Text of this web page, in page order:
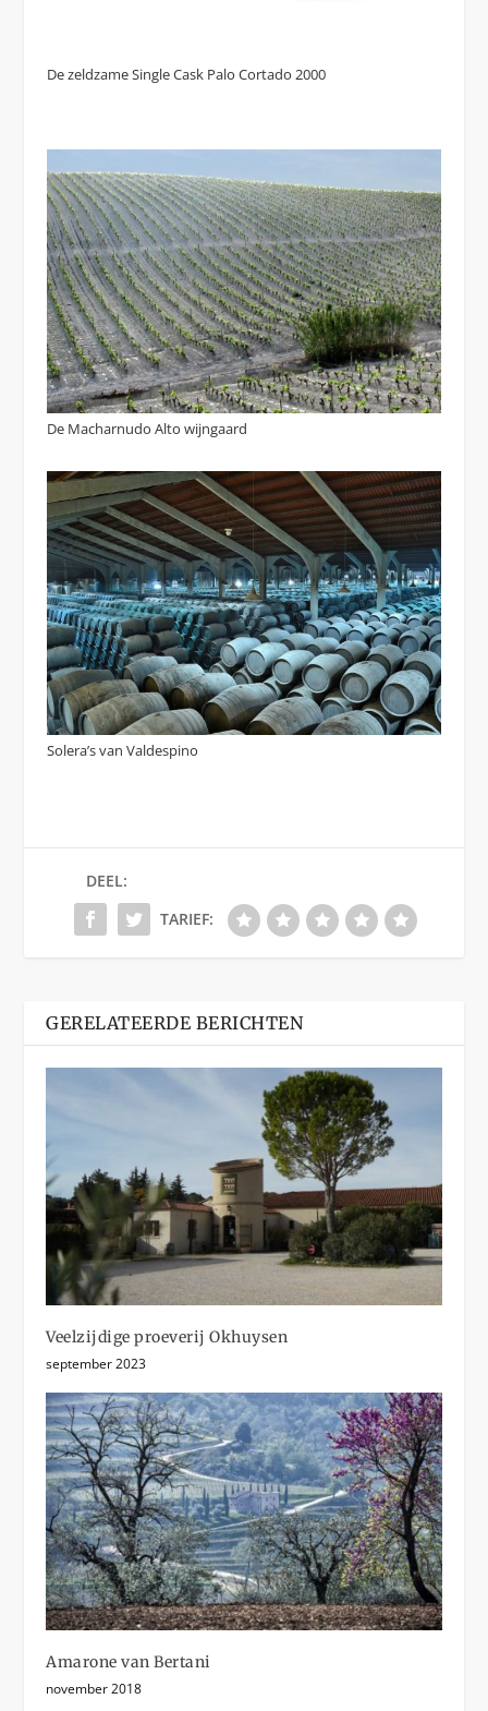
De zeldzame Single Cask Palo Cortado 2000
De Macharnudo Alto wijngaard
Solera’s van Valdespino
DEEL:
TARIEF:
GERELATEERDE BERICHTEN
Veelzijdige proeverij Okhuysen
september 2023
Amarone van Bertani
november 2018